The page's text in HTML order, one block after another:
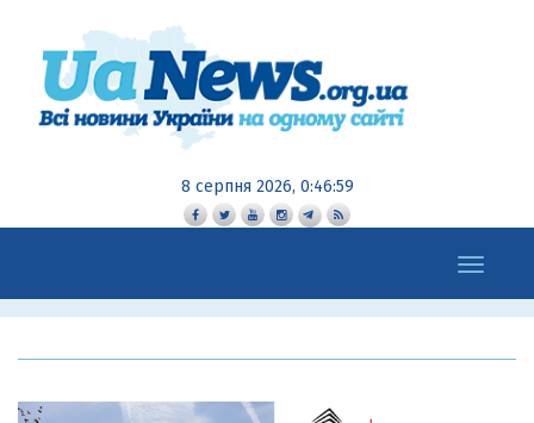
8 серпня 2026, 0:47:01
Toggle
navigation